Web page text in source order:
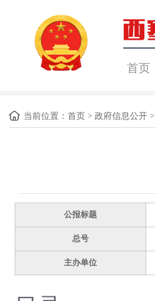
首页
当前位置： 首页 > 政府信息公开 >
公报标题
总号
主办单位